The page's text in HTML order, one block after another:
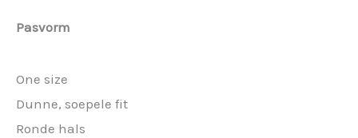
Pasvorm
One size
Dunne, soepele fit
Ronde hals